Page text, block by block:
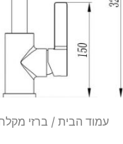
עמוד הבית / ברזי